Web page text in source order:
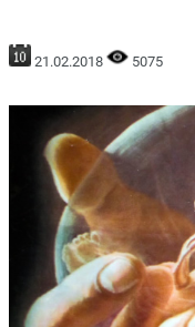
21.02.2018 5075